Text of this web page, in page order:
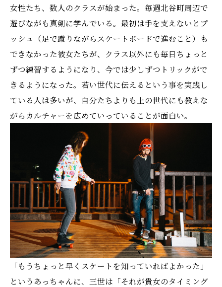
女性たち、数人のクラスが始まった。毎週北谷町周辺で
遊びながも真剣に学んでいる。最初は手を支えないとプ
ッシュ（足で蹴りながらスケートボードで進むこと）も
できなかった彼女たちが、クラス以外にも毎日ちょっと
ずつ練習するようになり、今では少しずつトリックがで
きるようになった。若い世代に伝えるという事を実践し
ている人は多いが、自分たちよりも上の世代にも教えな
がらカルチャーを広めていっていることが面白い。
「もうちょっと早くスケートを知っていればよかった」
というあっちゃんに、三世は「それが貴女のタイミング